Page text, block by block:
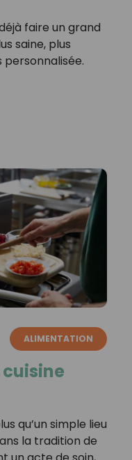
faire un grand
saine, plus
ALIMENTATION
qu’un simple lieu
la tradition de